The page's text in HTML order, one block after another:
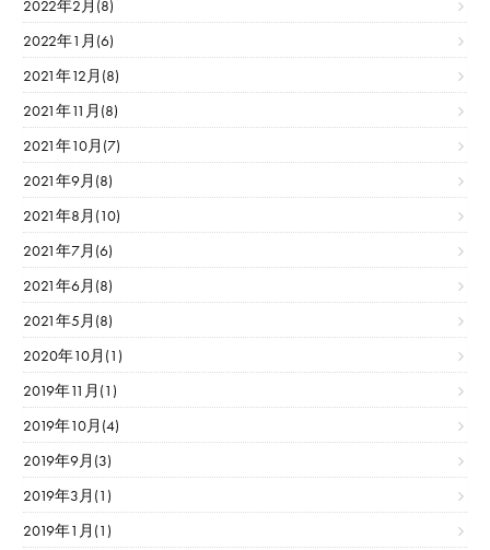
2022年2月(8)
2022年1月(6)
2021年12月(8)
2021年11月(8)
2021年10月(7)
2021年9月(8)
2021年8月(10)
2021年7月(6)
2021年6月(8)
2021年5月(8)
2020年10月(1)
2019年11月(1)
2019年10月(4)
2019年9月(3)
2019年3月(1)
2019年1月(1)